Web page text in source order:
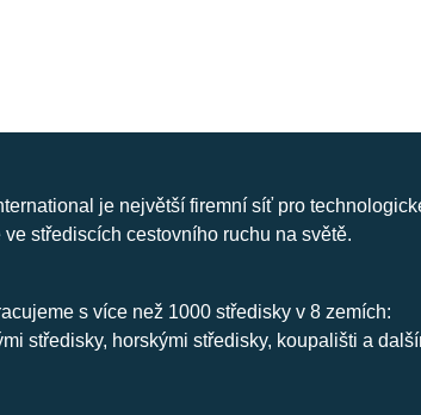
je největší firemní síť pro
ve střediscích cestovního ruchu na světě.
s více než 1000 středisky v 8 zemích:
středisky, horskými středisky, koupališti a